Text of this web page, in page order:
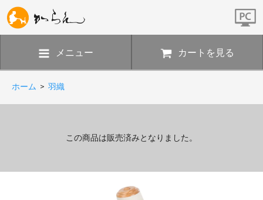
メニュー カートを見る
ホーム > 羽織
この商品は販売済みとなりました。